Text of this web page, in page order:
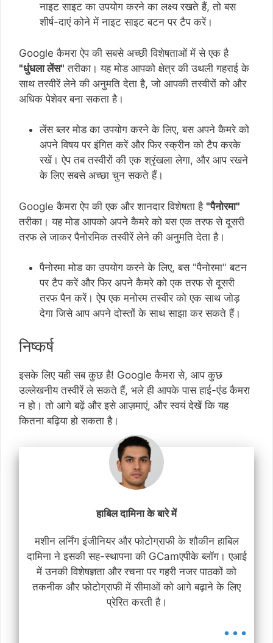
नाइट साइट का उपयोग करने का लक्ष्य रखते हैं, तो बस
शीर्ष-दाएं कोने में नाइट साइट बटन पर टैप करें।
Google कैमरा ऐप की सबसे अच्छी विशेषताओं में से एक है
"धुंधला लेंस" तरीका। यह मोड आपको क्षेत्र की उथली गहराई के
साथ तस्वीरें लेने की अनुमति देता है, जो आपकी तस्वीरों को और
अधिक पेशेवर बना सकता है।
लेंस ब्लर मोड का उपयोग करने के लिए, बस अपने कैमरे को
अपने विषय पर इंगित करें और फिर स्क्रीन को टैप करके
रखें। ऐप तब तस्वीरों की एक श्रृंखला लेगा, और आप रखने
के लिए सबसे अच्छा चुन सकते हैं।
Google कैमरा ऐप की एक और शानदार विशेषता है "पैनोरमा"
तरीका। यह मोड आपको अपने कैमरे को बस एक तरफ से दूसरी
तरफ ले जाकर पैनोरमिक तस्वीरें लेने की अनुमति देता है।
पैनोरमा मोड का उपयोग करने के लिए, बस "पैनोरमा" बटन
पर टैप करें और फिर अपने कैमरे को एक तरफ से दूसरी
तरफ पैन करें। ऐप एक मनोरम तस्वीर को एक साथ जोड़
देगा जिसे आप अपने दोस्तों के साथ साझा कर सकते हैं।
निष्कर्ष
इसके लिए यही सब कुछ है! Google कैमरा से, आप कुछ
उल्लेखनीय तस्वीरें ले सकते हैं, भले ही आपके पास हाई-एंड कैमरा
न हो। तो आगे बढ़ें और इसे आज़माएं, और स्वयं देखें कि यह
कितना बढ़िया हो सकता है।
हाबिल दामिना के बारे में
मशीन लर्निंग इंजीनियर और फोटोग्राफी के शौकीन हाबिल
दामिना ने इसकी सह-स्थापना की GCamएपीके ब्लॉग। एआई
में उनकी विशेषज्ञता और रचना पर गहरी नजर पाठकों को
तकनीक और फोटोग्राफी में सीमाओं को आगे बढ़ाने के लिए
प्रेरित करती है।
...